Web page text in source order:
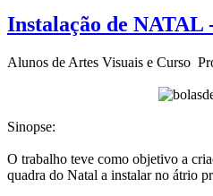
Instalação de NATAL
Alunos de Artes Visuais e Curso
Sinopse:
O trabalho teve como objetivo a
quadra do Natal a instalar no átrio